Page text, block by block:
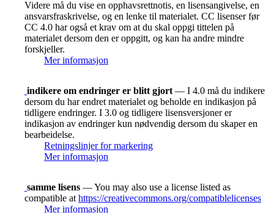
Videre må du vise en opphavsrettnotis, en lisensangivelse, en
ansvarsfraskrivelse, og en lenke til materialet. CC lisenser før
CC 4.0 har også et krav om at du skal oppgi tittelen på
materialet dersom den er oppgitt, og kan ha andre mindre
forskjeller.
Mer informasjon
indikere om endringer er blitt gjort — I 4.0 må du indikere
dersom du har endret materialet og beholde en indikasjon på
tidligere endringer. I 3.0 og tidligere lisensversjoner er
indikasjon av endringer kun nødvendig dersom du skaper en
bearbeidelse.
Retningslinjer for markering
Mer informasjon
samme lisens — You may also use a license listed as
compatible at https://creativecommons.org/compatiblelicenses
Mer informasjon